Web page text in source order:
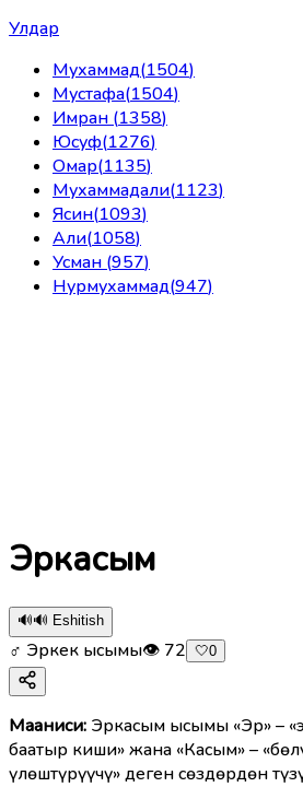
Улдар
Мухаммад(1504)
Мустафа(1504)
Имран (1358)
Юсуф(1276)
Омар(1135)
Мухаммадали(1123)
Ясин(1093)
Али(1058)
Усман (957)
Нурмухаммад(947)
Эркасым
🔊🔊 Eshitish
♂ Эркек ысымы👁 72 🤍0
Мааниcи: Эркасым ысымы «Эр» –
баатыр киши» жана «Касым» –
үлөштүрүүчү» деген сөздөрдөн